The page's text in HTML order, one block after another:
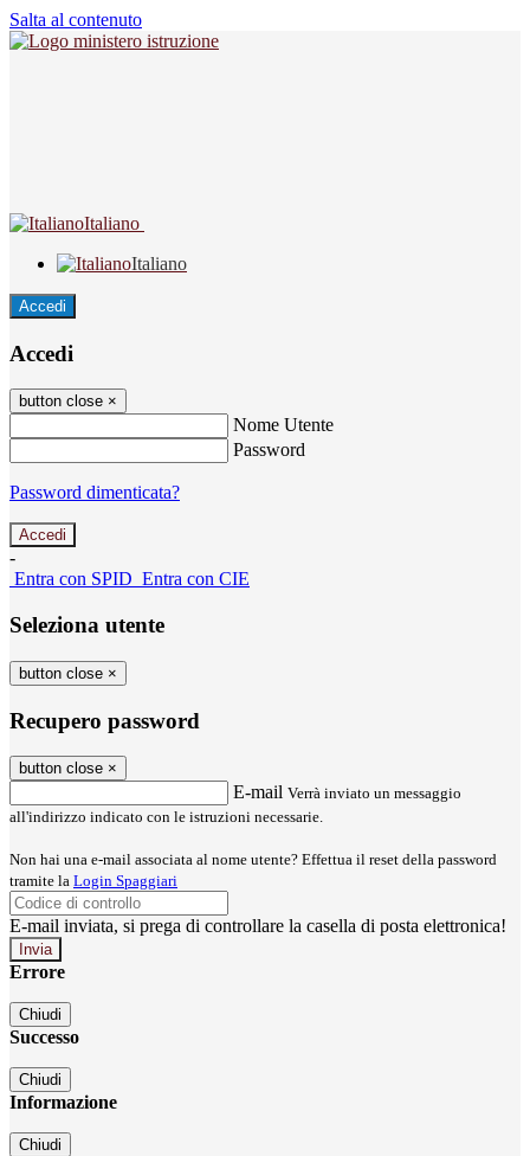
Salta al contenuto
Italiano
Italiano
Accedi
Accedi
button close ×
Nome Utente
Password
Password dimenticata?
-
Entra con SPID Entra con CIE
Seleziona utente
button close ×
Recupero password
button close ×
E-mail Verrà inviato un messaggio
all'indirizzo indicato con le istruzioni necessarie.
Non hai una e-mail associata al nome utente? Effettua il reset della password
tramite la Login Spaggiari
E-mail inviata, si prega di controllare la casella di posta elettronica!
Errore
Chiudi
Successo
Chiudi
Informazione
Chiudi